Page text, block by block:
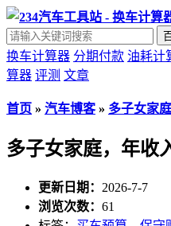
换车计算器 分期付款 油耗计
算器 评测 文章
首页 » 汽车博客» 多子女家
多子女家庭，年收
更新日期： 2026-7-7
浏览次数： 61